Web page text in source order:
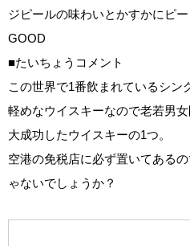
ジピールの味わいとかすかにピ
GOOD
■たいちょうコメント
この世界で1番飲まれているシン
軽めなウイスキーなので老若男
大成功したウイスキーの1つ。
空港の免税店に必ず置いてある
ゃないでしょうか？